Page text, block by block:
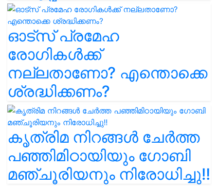
ഓട്സ് പ്രമേഹ
രോഗികൾക്ക്
നല്ലതാണോ? എന്തൊക്കെ
ശ്രദ്ധിക്കണം?
കൃത്രിമ നിറങ്ങൾ ചേർത്ത
പഞ്ഞിമിഠായിയും ഗോബി
മഞ്ചൂരിയനും നിരോധിച്ചു!!